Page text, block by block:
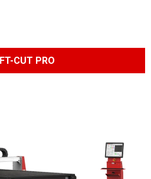
CUT PRO